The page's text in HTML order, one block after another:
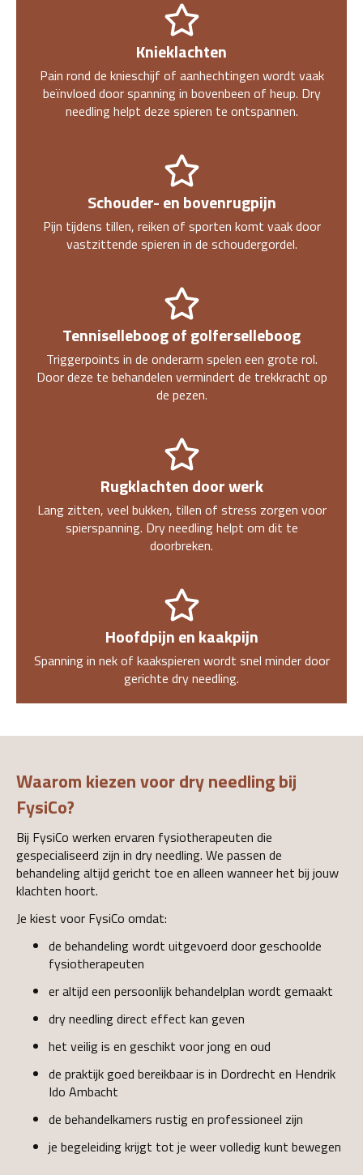
Knieklachten
Pain rond de knieschijf of aanhechtingen wordt vaak
beïnvloed door spanning in bovenbeen of heup. Dry
needling helpt deze spieren te ontspannen.
Schouder- en bovenrugpijn
Pijn tijdens tillen, reiken of sporten komt vaak door
vastzittende spieren in de schoudergordel.
Tenniselleboog of golferselleboog
Triggerpoints in de onderarm spelen een grote rol.
Door deze te behandelen vermindert de trekkracht op
de pezen.
Rugklachten door werk
Lang zitten, veel bukken, tillen of stress zorgen voor
spierspanning. Dry needling helpt om dit te
doorbreken.
Hoofdpijn en kaakpijn
Spanning in nek of kaakspieren wordt snel minder door
gerichte dry needling.
Waarom kiezen voor dry needling bij
FysiCo?
Bij FysiCo werken ervaren fysiotherapeuten die
gespecialiseerd zijn in dry needling. We passen de
behandeling altijd gericht toe en alleen wanneer het bij jouw
klachten hoort.
Je kiest voor FysiCo omdat:
de behandeling wordt uitgevoerd door geschoolde
fysiotherapeuten
er altijd een persoonlijk behandelplan wordt gemaakt
dry needling direct effect kan geven
het veilig is en geschikt voor jong en oud
de praktijk goed bereikbaar is in Dordrecht en Hendrik
Ido Ambacht
de behandelkamers rustig en professioneel zijn
je begeleiding krijgt tot je weer volledig kunt bewegen